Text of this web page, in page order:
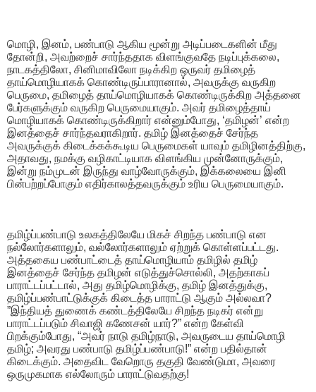
மொழி, இனம், பண்பாடு ஆகிய மூன்று அடிப்படைகளின் மீது
தோன்றி, அவற்றைச் சார்ந்ததாக விளங்குவதே நடிப்புக்கலை,
நாடகத்திலோ, சினிமாவிலோ நடிக்கிற ஒருவர் தமிழைத்
தாய்மொழியாகக் கொண்டிருப்பாரானால், அவருக்கு வருகிற
பெருமை, தமிழைத் தாய்மொழியாகக் கொண்டிருக்கிற அத்தனை
பேர்களுக்கும் வருகிற பெருமையாகும். அவர் தமிழைத்தாய்
மொழியாகக் கொண்டிருக்கிறார் என்னும்போது, ‘தமிழன்’ என்ற
இனத்தைச் சார்ந்தவராகிறார். தமிழ் இனத்தைச் சேர்ந்த
அவருக்குக் கிடைக்கக்கூடிய பெருமைகள் யாவும் தமிழினத்திற்கு,
அதாவது, நமக்கு வழிகாட்டியாக விளங்கிய முன்னோருக்கும்,
இன்று நம்முடன் இருந்து வாழ்வோருக்கும், இக்கலையை இனி
பின்பற்றப்போகும் எதிர்காலத்தவருக்கும் உரிய பெருமையாகும்.
தமிழ்ப்பண்பாடு உலகத்திலேயே மிகச் சிறந்த பண்பாடு என
நல்லோர்களாலும், வல்லோர்களாலும் ஏற்றுக் கொள்ளப்பட்டது.
அத்தகைய பண்பாட்டைத் தாய்மொழியாம் தமிழில் தமிழ்
இனத்தைச் சேர்ந்த தமிழன் எடுத்துச்சொல்லி, அதற்காகப்
பாராட்டப்பட்டால், அது தமிழ்மொழிக்கு, தமிழ் இனத்துக்கு,
தமிழ்ப்பண்பாட்டுக்குக் கிடைத்த பாராட்டு ஆகும் அல்லவா?
”இந்தியத் துணைக் கண்டத்திலேயே சிறந்த நடிகர் என்று
பாராட்டப்படும் சிவாஜி கணேசன் யார்?” என்ற கேள்வி
பிறக்கும்போது, “அவர் நாடு தமிழ்நாடு, அவருடைய தாய்மொழி
தமிழ்; அவரது பண்பாடு தமிழ்ப்பண்பாடு!” என்ற பதில்தான்
கிடைக்கும். அதைவிட வேறொரு தகுதி வேண்டுமா, அவரை
ஒருமுகமாக எல்லோரும் பாராட்டுவதற்கு!